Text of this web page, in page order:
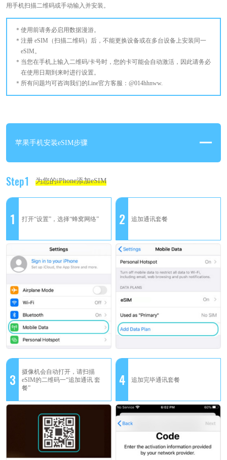
用手机扫描二维码或手动输入并安装。
使用前请务必启用数据漫游。
注册 eSIM（扫描二维码）后，不能更换设备或在多台设备上安装同一
eSIM。
当您在手机上输入二维码/卡号时，您的卡可能会自动激活，因此请务必
在使用日期到来时进行设置。
所有问题均可咨询我们的Line官方客服：@014hhnww.
苹果手机安装eSIM步骤
Step1 为您的iPhone添加eSIM
1 打开“设置”，选择“蜂窝网络” 2 追加通讯套餐
3
摄像机会自动打开，请扫描
eSIM的二维码一“追加通讯 套
餐”
4 追加完毕通讯套餐